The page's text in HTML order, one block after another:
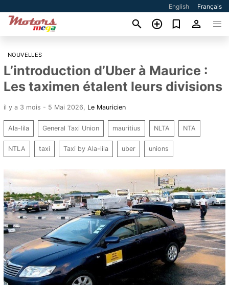
English Français
NOUVELLES
L’introduction d’Uber à Maurice :
Les taximen étalent leurs divisions
il y a 3 mois - 5 Mai 2026 Le Mauricien
Ala-lila General Taxi Union mauritius NLTA NTA
NTLA taxi Taxi by Ala-lila uber unions